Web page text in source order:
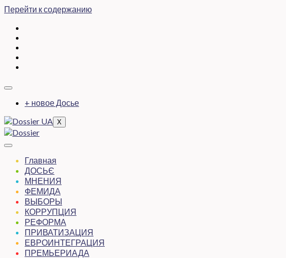
Перейти к содержанию
+ новое Досье
X
Главная
ДОСЬЄ
МНЕНИЯ
ФЕМИДА
ВЫБОРЫ
КОРРУПЦИЯ
РЕФОРМА
ПРИВАТИЗАЦИЯ
ЕВРОИНТЕГРАЦИЯ
ПРЕМЬЕРИАДА